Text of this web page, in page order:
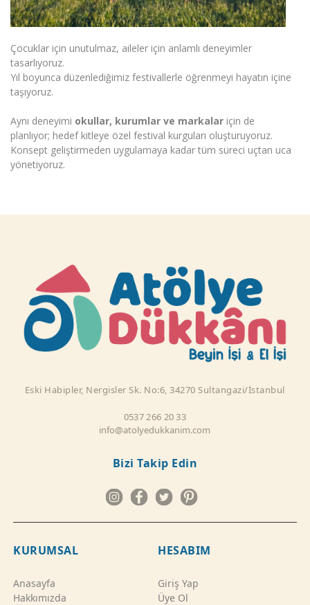
Çocuklar için unutulmaz, aileler için anlamlı deneyimler
tasarlıyoruz.
Yıl boyunca düzenlediğimiz festivallerle öğrenmeyi hayatın içine
taşıyoruz.
Aynı deneyimi okullar, kurumlar ve markalar için de
planlıyor; hedef kitleye özel festival kurguları oluşturuyoruz.
Konsept geliştirmeden uygulamaya kadar tüm süreci uçtan uca
yönetiyoruz.
Eski Habipler, Nergisler Sk. No:6, 34270 Sultangazi/İstanbul
0537 266 20 33
info@atolyedukkanim.com
Bizi Takip Edin
KURUMSAL
Anasayfa
Hakkımızda
HESABIM
Giriş Yap
Üye Ol